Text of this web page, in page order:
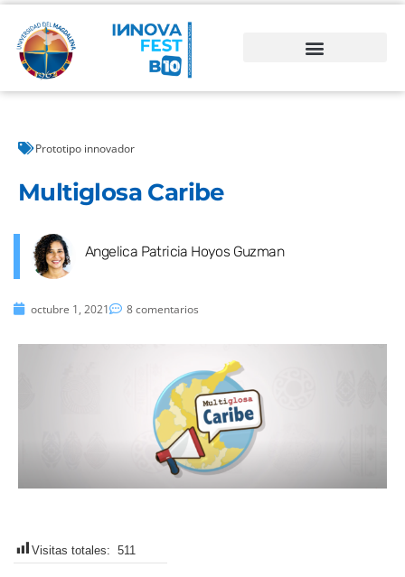
Prototipo innovador
Multiglosa Caribe
Angelica Patricia Hoyos Guzman
octubre 1, 2021 8 comentarios
Visitas totales: 511